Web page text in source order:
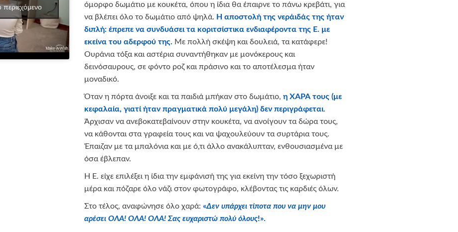
περιεχόμενο
όμορφο δωμάτιο με κουκέτα, όπου η ίδια θα έπαιρνε το πάνω κρεβάτι, για
να βλέπει όλο το δωμάτιο από ψηλά. Η αποστολή της νεράιδάς της ήταν
διπλή: έπρεπε να συνδυάσει τα κοριτσίστικα ενδιαφέροντα της Ε. με
εκείνα του αδερφού της. Με πολλή σκέψη και δουλειά, τα κατάφερε!
Ουράνια τόξα και αστέρια συναντήθηκαν με μονόκερους και
δεινόσαυρους, σε φόντο ροζ και πράσινο και το αποτέλεσμα ήταν
μοναδικό.
Όταν η πόρτα άνοιξε και τα παιδιά μπήκαν στο δωμάτιο, η ΧΑΡΑ τους (με
κεφαλαία, γιατί ήταν πραγματικά πολύ μεγάλη) δεν περιγράφεται.
Άρχισαν να ανεβοκατεβαίνουν στην κουκέτα, να ανοίγουν τα δώρα τους,
να κάθονται στα γραφεία τους και να ψαχουλεύουν τα συρτάρια τους.
Έπαιζαν με τα μπαλόνια και με ό,τι άλλο ανακάλυπταν, ενθουσιασμένα με
όσα έβλεπαν.
Η Ε. είχε επιλέξει η ίδια την εμφάνισή της για εκείνη την τόσο ξεχωριστή
μέρα και πόζαρε όλο νάζι στον φωτογράφο, κλέβοντας τις καρδιές όλων.
Στο τέλος, αναφώνησε όλο χαρά: «Δεν υπάρχει τίποτα που να μην μου
αρέσει ΟΛΑ! ΟΛΑ! ΟΛΑ! Σας ευχαριστώ πολύ όλους!».